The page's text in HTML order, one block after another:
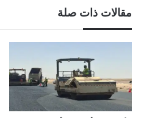
مقالات ذات صلة